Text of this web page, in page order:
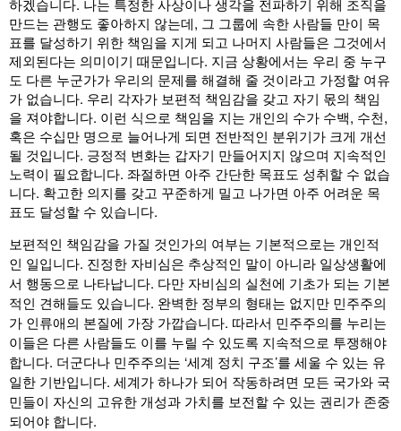
하겠습니다. 나는 특정한 사상이나 생각을 전파하기 위해 조직을
만드는 관행도 좋아하지 않는데, 그 그룹에 속한 사람들 만이 목
표를 달성하기 위한 책임을 지게 되고 나머지 사람들은 그것에서
제외된다는 의미이기 때문입니다. 지금 상황에서는 우리 중 누구
도 다른 누군가가 우리의 문제를 해결해 줄 것이라고 가정할 여유
가 없습니다. 우리 각자가 보편적 책임감을 갖고 자기 몫의 책임
을 져야합니다. 이런 식으로 책임을 지는 개인의 수가 수백, 수천,
혹은 수십만 명으로 늘어나게 되면 전반적인 분위기가 크게 개선
될 것입니다. 긍정적 변화는 갑자기 만들어지지 않으며 지속적인
노력이 필요합니다. 좌절하면 아주 간단한 목표도 성취할 수 없습
니다. 확고한 의지를 갖고 꾸준하게 밀고 나가면 아주 어려운 목
표도 달성할 수 있습니다.
보편적인 책임감을 가질 것인가의 여부는 기본적으로는 개인적
인 일입니다. 진정한 자비심은 추상적인 말이 아니라 일상생활에
서 행동으로 나타납니다. 다만 자비심의 실천에 기초가 되는 기본
적인 견해들도 있습니다. 완벽한 정부의 형태는 없지만 민주주의
가 인류애의 본질에 가장 가깝습니다. 따라서 민주주의를 누리는
이들은 다른 사람들도 이를 누릴 수 있도록 지속적으로 투쟁해야
합니다. 더군다나 민주주의는 ‘세계 정치 구조’를 세울 수 있는 유
일한 기반입니다. 세계가 하나가 되어 작동하려면 모든 국가와 국
민들이 자신의 고유한 개성과 가치를 보전할 수 있는 권리가 존중
되어야 합니다.